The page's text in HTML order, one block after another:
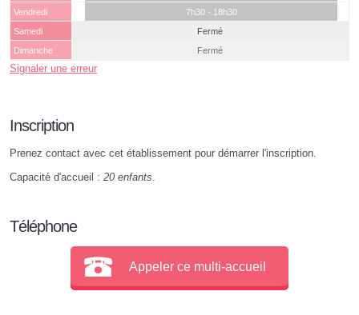
Vendredi
7h30 - 18h30
Samedi
Fermé
Dimanche
Fermé
Signaler une erreur
Inscription
Prenez contact avec cet établissement pour démarrer l'inscription.
Capacité d'accueil : 20 enfants.
Téléphone
Appeler ce multi-accueil